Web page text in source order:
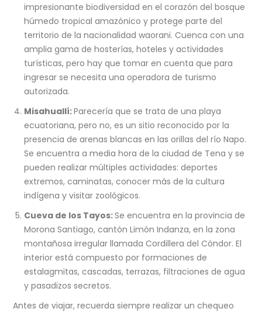
impresionante biodiversidad en el corazón del bosque
húmedo tropical amazónico y protege parte del
territorio de la nacionalidad waorani. Cuenca con una
amplia gama de hosterías, hoteles y actividades
turísticas, pero hay que tomar en cuenta que para
ingresar se necesita una operadora de turismo
autorizada.
Misahuallí:Parecería que se trata de una playa
ecuatoriana, pero no, es un sitio reconocido por la
presencia de arenas blancas en las orillas del río Napo.
Se encuentra a media hora de la ciudad de Tena y se
pueden realizar múltiples actividades: deportes
extremos, caminatas, conocer más de la cultura
indígena y visitar zoológicos.
Cueva de los Tayos:Se encuentra en la provincia de
Morona Santiago, cantón Limón Indanza, en la zona
montañosa irregular llamada Cordillera del Cóndor. El
interior está compuesto por formaciones de
estalagmitas, cascadas, terrazas, filtraciones de agua
y pasadizos secretos.
Antes de viajar, recuerda siempre realizar un chequeo